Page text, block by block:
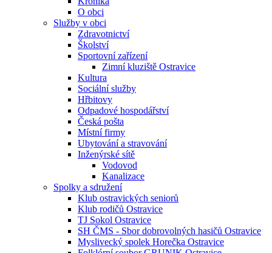
O obci
Služby v obci
Zdravotnictví
Školství
Sportovní zařízení
Zimní kluziště Ostravice
Kultura
Sociální služby
Hřbitovy
Odpadové hospodářství
Česká pošta
Místní firmy
Ubytování a stravování
Inženýrské sítě
Vodovod
Kanalizace
Spolky a sdružení
Klub ostravických seniorů
Klub rodičů Ostravice
TJ Sokol Ostravice
SH ČMS - Sbor dobrovolných hasičů Ostravice
Myslivecký spolek Horečka Ostravice